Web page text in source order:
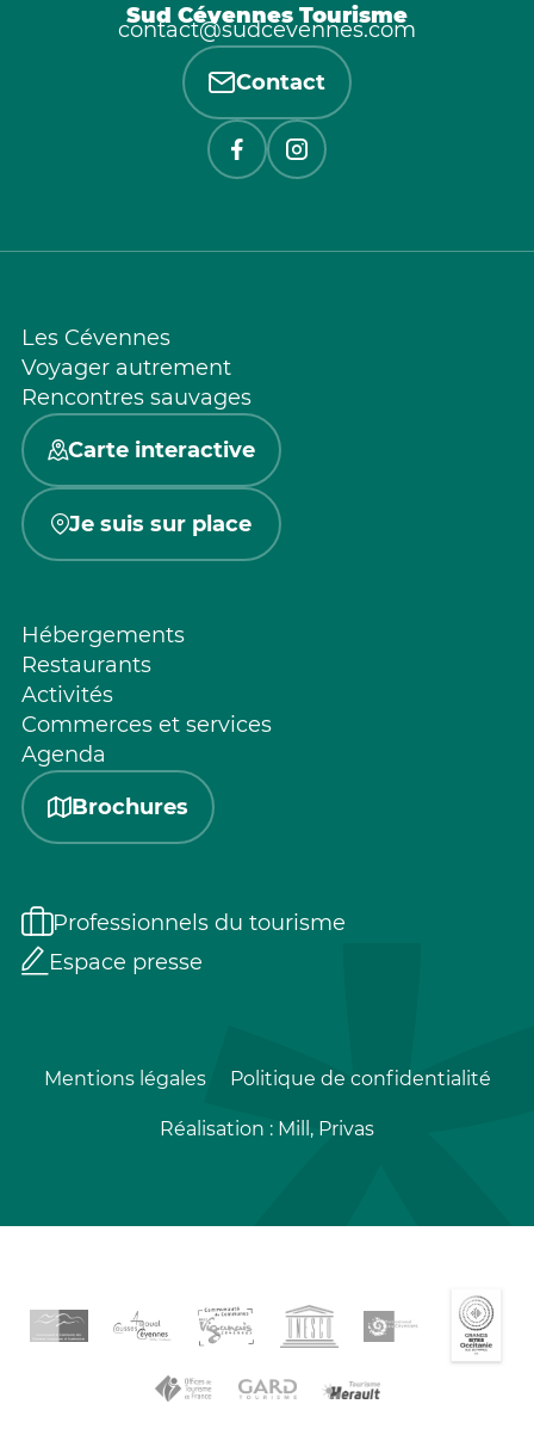
Sud Cévennes Tourisme
contact@sudcevennes.com
Contact
Les Cévennes
Voyager autrement
Rencontres sauvages
Carte interactive
Je suis sur place
Hébergements
Restaurants
Activités
Commerces et services
Agenda
Brochures
Professionnels du tourisme
Espace presse
Mentions légales Politique de confidentialité
Réalisation : Mill, Privas